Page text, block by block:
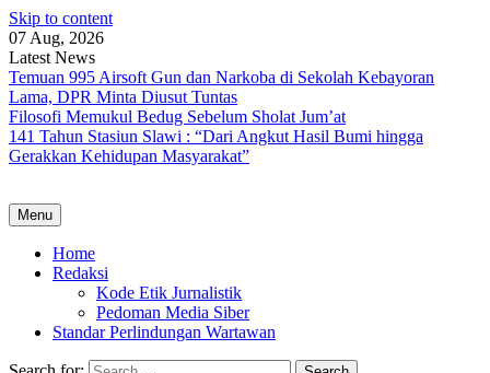
Skip to content
07 Aug, 2026
Latest News
Temuan 995 Airsoft Gun dan Narkoba di Sekolah Kebayoran
Lama, DPR Minta Diusut Tuntas
Filosofi Memukul Bedug Sebelum Sholat Jum’at
141 Tahun Stasiun Slawi : “Dari Angkut Hasil Bumi hingga
Gerakkan Kehidupan Masyarakat”
Menu
Home
Redaksi
Kode Etik Jurnalistik
Pedoman Media Siber
Standar Perlindungan Wartawan